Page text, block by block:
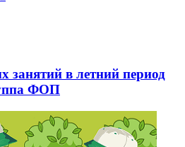
занятий в летний период
ФОП